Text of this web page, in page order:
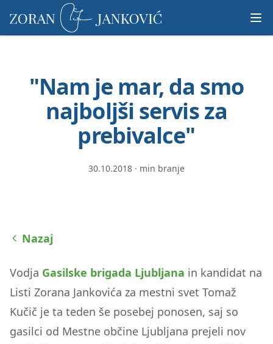
upoštevajte:
To
vključuje
dostopnosti.
"Nam je mar, da smo
najboljši servis za
prebivalce"
30.10.2018 · min branje
Nazaj
Vodja Gasilske brigada Ljubljana in kandidat na
Listi Zorana Jankovića za mestni svet Tomaž
Kučič je ta teden še posebej ponosen, saj so
gasilci od Mestne občine Ljubljana prejeli nov